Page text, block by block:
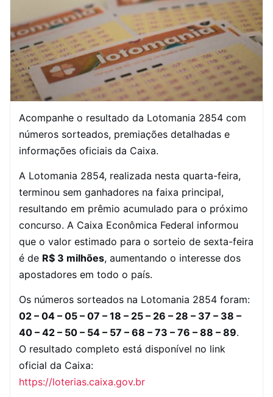
Acompanhe o resultado da Lotomania 2854 com
números sorteados, premiações detalhadas e
informações oficiais da Caixa.
A Lotomania 2854, realizada nesta quarta-feira,
terminou sem ganhadores na faixa principal,
resultando em prêmio acumulado para o próximo
concurso. A Caixa Econômica Federal informou
que o valor estimado para o sorteio de sexta-feira
é de R$ 3 milhões, aumentando o interesse dos
apostadores em todo o país.
Os números sorteados na Lotomania 2854 foram:
02 – 04 – 05 – 07 – 18 – 25 – 26 – 28 – 37 – 38 –
40 – 42 – 50 – 54 – 57 – 68 – 73 – 76 – 88 – 89.
O resultado completo está disponível no link
oficial da Caixa:
https://loterias.caixa.gov.br